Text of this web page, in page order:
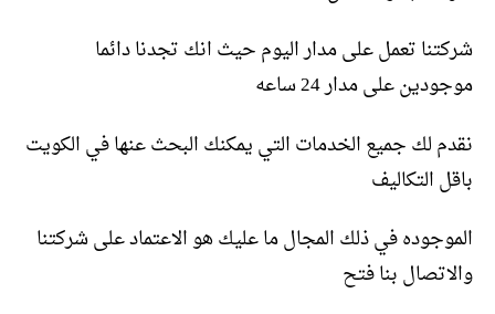
شركتنا تعمل على مدار اليوم حيث انك تجدنا دائما
موجودين على مدار 24 ساعه
نقدم لك جميع الخدمات التي يمكنك البحث عنها في الكويت
باقل التكاليف
الموجوده في ذلك المجال ما عليك هو الاعتماد على شركتنا
والاتصال بنا فتح